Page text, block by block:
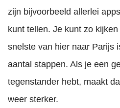
zijn bijvoorbeeld allerlei
kunt tellen. Je kunt zo
snelste van hier naar Parijs
aantal stappen. Als je een
tegenstander hebt, maakt
weer sterker.